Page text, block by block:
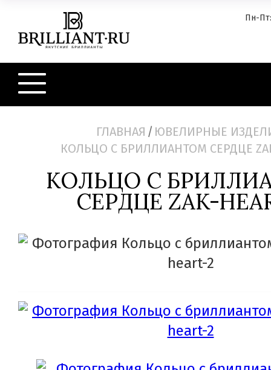
Пн-
ГЛАВНАЯ / ЮВЕЛИРНЫЕ
КОЛЬЦО С БРИЛЛИАНТОМ СЕРДЦЕ
КОЛЬЦО С
СЕРДЦЕ ZAK-